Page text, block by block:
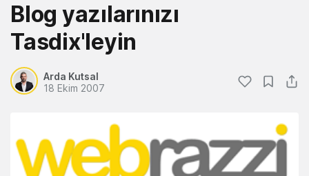
Blog yazılarınızı
Tasdix'leyin
Arda Kutsal
18 Ekim 2007